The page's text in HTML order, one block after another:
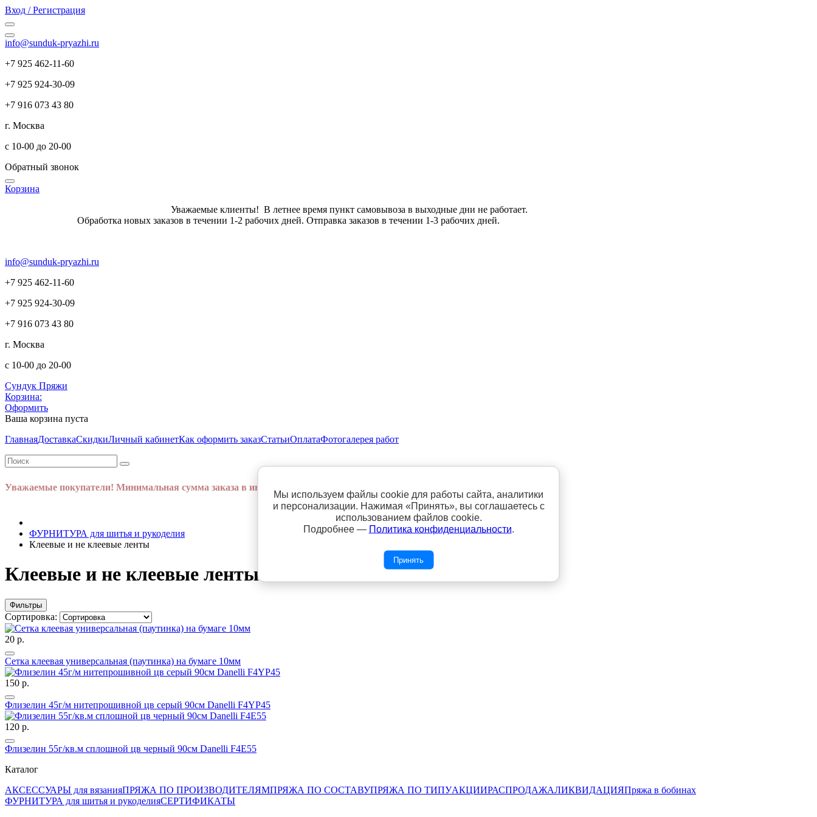
Вход / Регистрация
info@sunduk-pryazhi.ru
+7 925 462-11-60
+7 925 924-30-09
+7 916 073 43 80
г. Москва
с 10-00 до 20-00
Обратный звонок
Корзина
Уважаемые клиенты! В летнее время пункт самовывоза в выходные дни не работает.
Обработка новых заказов в течении 1-2 рабочих дней. Отправка заказов в течении 1-3 рабочих дней.
info@sunduk-pryazhi.ru
+7 925 462-11-60
+7 925 924-30-09
+7 916 073 43 80
г. Москва
с 10-00 до 20-00
Сундук Пряжи
Корзина:
Оформить
Ваша корзина пуста
ГлавнаяДоставкаСкидкиЛичный кабинетКак оформить заказСтатьиОплатаФотогалерея работ
Уважаемые покупатели! Минимальная сумма заказа в интернет магазине "Сундук Пряжи" - 600 рублей.
ФУРНИТУРА для шитья и рукоделия
Клеевые и не клеевые ленты
Клеевые и не клеевые ленты
Фильтры
Сортировка:
20 р.
Сетка клеевая универсальная (паутинка) на бумаге 10мм
150 р.
Флизелин 45г/м нитепрошивной цв серый 90см Danelli F4YP45
120 р.
Флизелин 55г/кв.м сплошной цв черный 90см Danelli F4E55
Каталог
АКСЕССУАРЫ для вязанияПРЯЖА ПО ПРОИЗВОДИТЕЛЯМПРЯЖА ПО СОСТАВУПРЯЖА ПО ТИПУАКЦИИРАСПРОДАЖАЛИКВИДАЦИЯПряжа в бобинах
ФУРНИТУРА для шитья и рукоделияСЕРТИФИКАТЫ
Мы используем файлы cookie для работы сайта, аналитики
и персонализации. Нажимая «Принять», вы соглашаетесь с
использованием файлов cookie.
Подробнее — Политика конфиденциальности.
Принять